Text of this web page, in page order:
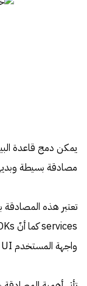
مصادقة بسيطة
واجهة المستخدم UI جاهزة لمصادقة المستخدمين على التطبيق.